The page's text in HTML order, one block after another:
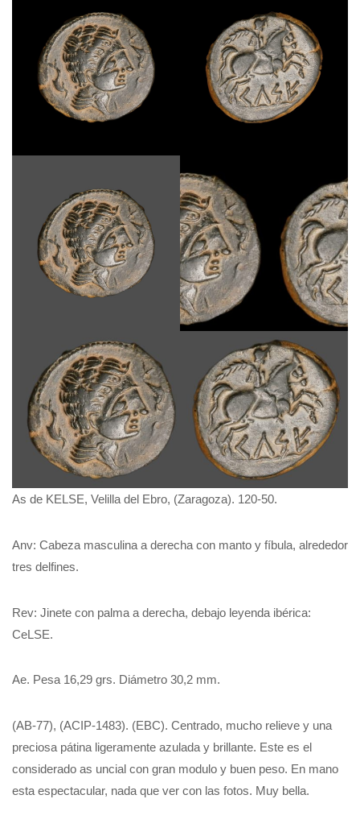
As de KELSE, Velilla del Ebro, (Zaragoza). 120-50.
Anv: Cabeza masculina a derecha con manto y fíbula, alrededor
tres delfines.
Rev: Jinete con palma a derecha, debajo leyenda ibérica:
CeLSE.
Ae. Pesa 16,29 grs. Diámetro 30,2 mm.
(AB-77), (ACIP-1483). (EBC). Centrado, mucho relieve y una
preciosa pátina ligeramente azulada y brillante. Este es el
considerado as uncial con gran modulo y buen peso. En mano
esta espectacular, nada que ver con las fotos. Muy bella.